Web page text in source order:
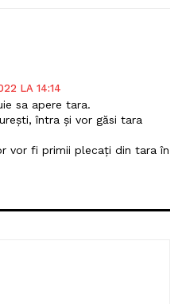
LA 14:14
sa apere tara.
întra și vor găsi tara
vor fi primii plecați din tara în